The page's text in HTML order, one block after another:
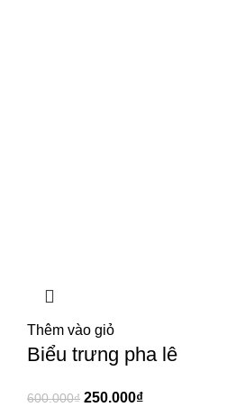
Thêm vào giỏ
Biểu trưng pha lê
600.000₫ 250.000₫